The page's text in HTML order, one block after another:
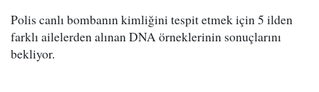
Polis canlı bombanın kimliğini tespit etmek için 5 ilden
farklı ailelerden alınan DNA örneklerinin sonuçlarını
bekliyor.